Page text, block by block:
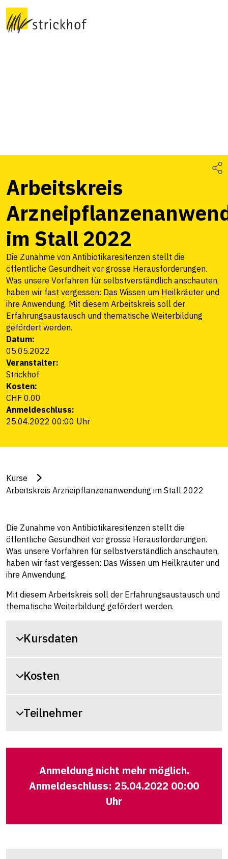
Arbeitskreis
im Stall 2022
Die Zunahme von Antibiotikaresitenzen stellt die
öffentliche Gesundheit vor grosse Herausforderungen.
Was unsere Vorfahren für selbstverständlich anschauten,
haben wir fast vergessen: Das Wissen um Heilkräuter und
ihre Anwendung. Mit diesem Arbeitskreis soll der
Erfahrungsaustausch und thematische Weiterbildung
gefördert werden.
Datum:
05.05.2022
Veranstalter:
Strickhof
Kosten:
CHF 0.00
Anmeldeschluss:
25.04.2022 00:00 Uhr
Kurse
Arbeitskreis Arzneipflanzenanwendung im Stall 2022
Die Zunahme von Antibiotikaresitenzen stellt die
öffentliche Gesundheit vor grosse Herausforderungen.
Was unsere Vorfahren für selbstverständlich anschauten,
haben wir fast vergessen: Das Wissen um Heilkräuter und
ihre Anwendung.
Mit diesem Arbeitskreis soll der Erfahrungsaustausch und
thematische Weiterbildung gefördert werden.
Kursdaten
Kosten
Teilnehmer
Anmeldung nicht mehr möglich.
Anmeldeschluss: 25.04.2022 00:00
Uhr